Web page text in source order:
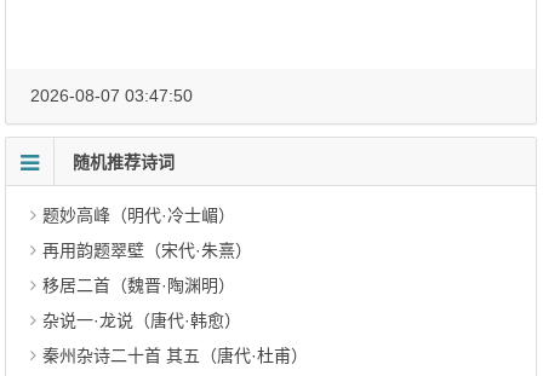
2026-08-07 03:47:50
随机推荐诗词
题妙高峰（明代·冷士嵋）
再用韵题翠壁（宋代·朱熹）
移居二首（魏晋·陶渊明）
杂说一·龙说（唐代·韩愈）
秦州杂诗二十首 其五（唐代·杜甫）